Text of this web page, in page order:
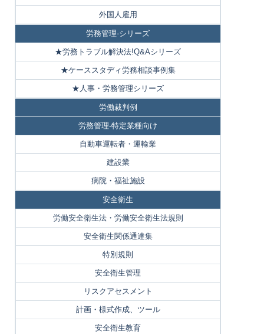
外国人雇用
労務管理-シリーズ
★労務トラブル解決法!Q&Aシリーズ
★ケーススタディ労務相談事例集
★人事・労務管理シリーズ
労働裁判例
労務管理-特定業種向け
自動車運転者・運輸業
建設業
病院・福祉施設
安全衛生
労働安全衛生法・労働安全衛生法規則
安全衛生関係通達集
特別規則
安全衛生管理
リスクアセスメント
計画・様式作成、ツール
安全衛生教育